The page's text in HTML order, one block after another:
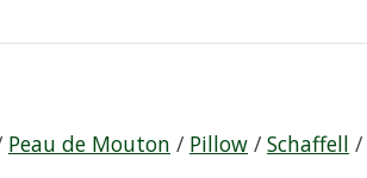
Peau de Mouton / Pillow / Schaffell /